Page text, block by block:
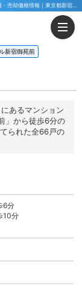
シャンボール新宿御苑前｜新宿御苑前駅の購入・売り物件、売却査定・相場・売却価格情報｜東京都新宿区新宿1丁目のマンション情報｜マックス不動産販売 東京八王子店・東京荻窪店
新宿御苑前
あるマンション
」から徒歩6分の
られた全66戸の
6分
10分